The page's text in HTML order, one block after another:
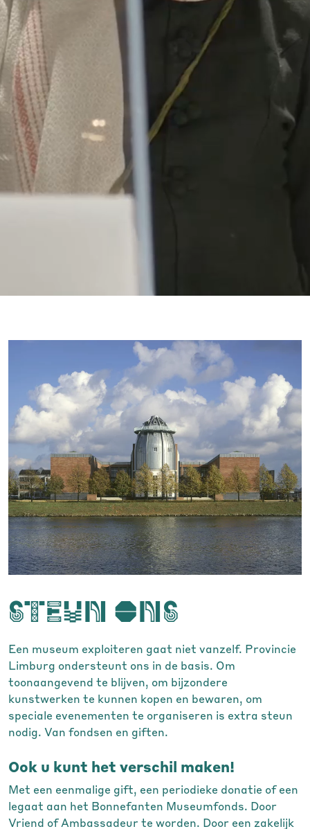
steun ons
Een museum exploiteren gaat niet vanzelf. Provincie
Limburg ondersteunt ons in de basis. Om
toonaangevend te blijven, om bijzondere
kunstwerken te kunnen kopen en bewaren, om
speciale evenementen te organiseren is extra steun
nodig. Van fondsen en giften.
Ook u kunt het verschil maken!
Met een eenmalige gift, een periodieke donatie of een
legaat aan het Bonnefanten Museumfonds. Door
Vriend of Ambassadeur te worden. Door een zakelijk